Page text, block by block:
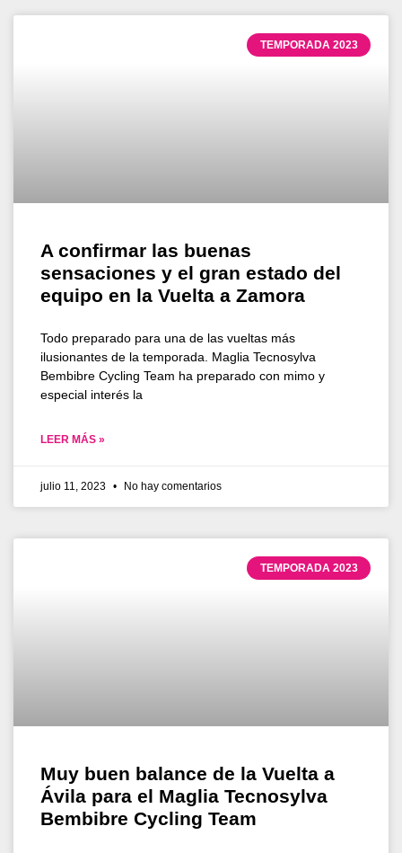
TEMPORADA 2023
A confirmar las buenas
sensaciones y el gran estado del
equipo en la Vuelta a Zamora
Todo preparado para una de las vueltas más
ilusionantes de la temporada. Maglia Tecnosylva
Bembibre Cycling Team ha preparado con mimo y
especial interés la
LEER MÁS »
julio 11, 2023 No hay comentarios
TEMPORADA 2023
Muy buen balance de la Vuelta a
Ávila para el Maglia Tecnosylva
Bembibre Cycling Team